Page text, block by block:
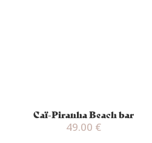
Caï-Piranha Beach bar
49.00 €